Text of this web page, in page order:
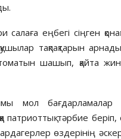
еңбегі сіңген
тақпақтарын
шашып, қайта
мол бағдарламалар
патриоттық тәрбие беріп,
өздерінің